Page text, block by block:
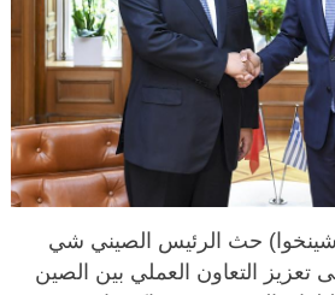
11 نوفمبر 2019 (شينخوا) حث الرئيس الصيني شي
تعزيز التعاون العملي بين الصين